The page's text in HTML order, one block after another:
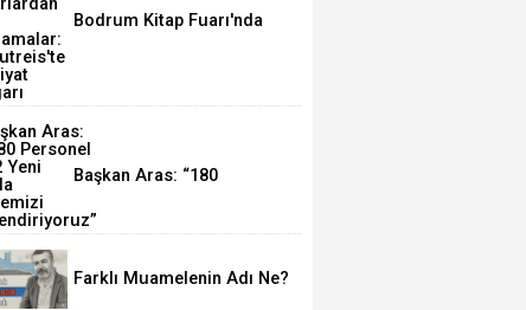
Bodrum Kitap Fuarı'nda
Başkan Aras: “180
İtfaiyemizi
Güçlendiriyoruz”
Farklı Muamelenin Adı Ne?